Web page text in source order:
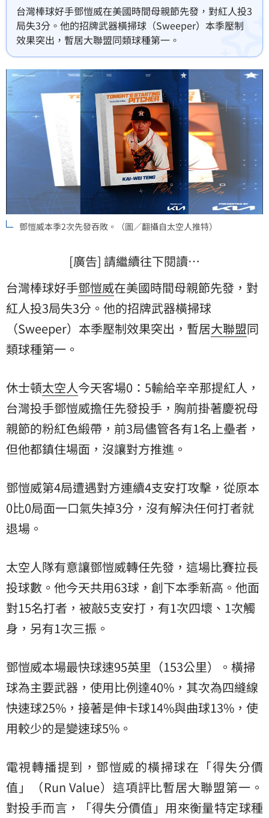
台灣棒球好手鄧愷威在美國時間母親節先發，對紅人投3
局失3分。他的招牌武器橫掃球（Sweeper）本季壓制
效果突出，暫居大聯盟同類球種第一。
鄧愷威本季2次先發吞敗。（圖／翻攝自太空人推特）
[廣告] 請繼續往下閱讀…
台灣棒球好手鄧愷威在美國時間母親節先發，對
紅人投3局失3分。他的招牌武器橫掃球
（Sweeper）本季壓制效果突出，暫居大聯盟同
類球種第一。
休士頓太空人今天客場0：5輸給辛辛那提紅人，
台灣投手鄧愷威擔任先發投手，胸前掛著慶祝母
親節的粉紅色緞帶，前3局儘管各有1名上壘者，
但他都鎮住場面，沒讓對方推進。
鄧愷威第4局遭遇對方連續4支安打攻擊，從原本
0比0局面一口氣失掉3分，沒有解決任何打者就
退場。
太空人隊有意讓鄧愷威轉任先發，這場比賽拉長
投球數。他今天共用63球，創下本季新高。他面
對15名打者，被敲5支安打，有1次四壞、1次觸
身，另有1次三振。
鄧愷威本場最快球速95英里（153公里）。橫掃
球為主要武器，使用比例達40%，其次為四縫線
快速球25%，接著是伸卡球14%與曲球13%，使
用較少的是變速球5%。
電視轉播提到，鄧愷威的橫掃球在「得失分價
值」（Run Value）這項評比暫居大聯盟第一。
對投手而言，「得失分價值」用來衡量特定球種